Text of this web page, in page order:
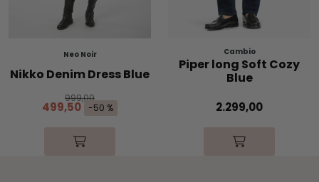
Neo Noir
Nikko Denim Dress Blue
999,00
499,50 -50 %
Cambio
Piper long Soft Cozy
Blue
2.299,00